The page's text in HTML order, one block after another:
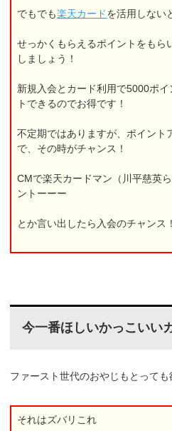
でもでも楽天カードを活用しない
せっかくもらえるポイントをもら
しましょう！
新規入会とカード利用で5000ポ
トできるのでお得です！
不定期ではありますが、ポイント
で、その時がチャンス！
CMで楽天カードマン（川平慈英
ントーーー
とか言い出したら入会のチャンス！
今一番ほしいかっこいい
ファースト世代のおやじもとっても
それはズバリこれ